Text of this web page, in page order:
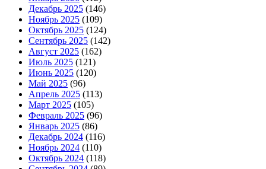
Декабрь 2025 (146)
Ноябрь 2025 (109)
Октябрь 2025 (124)
Сентябрь 2025 (142)
Август 2025 (162)
Июль 2025 (121)
Июнь 2025 (120)
Май 2025 (96)
Апрель 2025 (113)
Март 2025 (105)
Февраль 2025 (96)
Январь 2025 (86)
Декабрь 2024 (116)
Ноябрь 2024 (110)
Октябрь 2024 (118)